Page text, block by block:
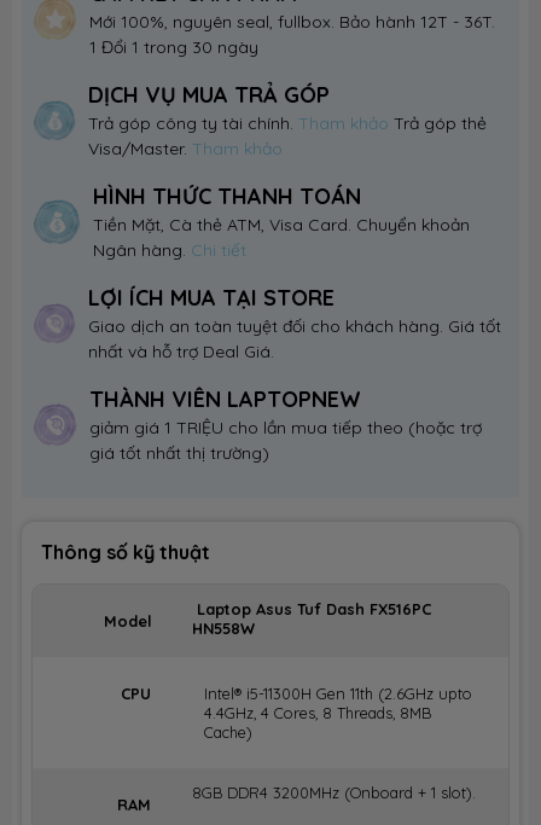
Mới 100%, nguyên seal, fullbox. Bảo hành 12T - 36T.
1 Đổi 1 trong 30 ngày
DỊCH VỤ MUA TRẢ GÓP
Trả góp công ty tài chính. Tham khảoTrả góp thẻ
Visa/Master. Tham khảo
HÌNH THỨC THANH TOÁN
Tiền Mặt, Cà thẻ ATM, Visa Card. Chuyển khoản
Ngân hàng. Chi tiết
LỢI ÍCH MUA TẠI STORE
Giao dịch an toàn tuyệt đối cho khách hàng. Giá tốt
nhất và hỗ trợ Deal Giá.
THÀNH VIÊN LAPTOPNEW
giảm giá 1 TRIỆU cho lần mua tiếp theo (hoặc trợ
giá tốt nhất thị trường)
Thông số kỹ thuật
Model
Laptop Asus Tuf Dash FX516PC
HN558W
CPU
Intel® i5-11300H Gen 11th (2.6GHz upto
4.4GHz, 4 Cores, 8 Threads, 8MB
Cache)
RAM
8GB DDR4 3200MHz (Onboard + 1 slot).